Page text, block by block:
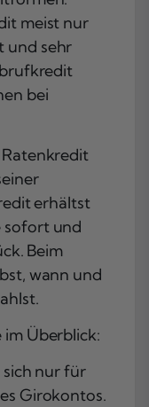
meist nur
und sehr
bei
Ratenkredit
erhältst
sofort und
Beim
wann und
Überblick:
nur für
Girokontos.